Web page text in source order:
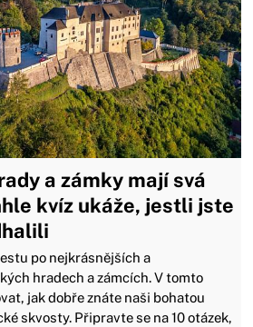
a zámky mají svá
kvíz ukáže, jestli jste
po nejkrásnějších a
hradech a zámcích. V tomto
jak dobře znáte naši bohatou
skvosty. Připravte se na 10 otázek,